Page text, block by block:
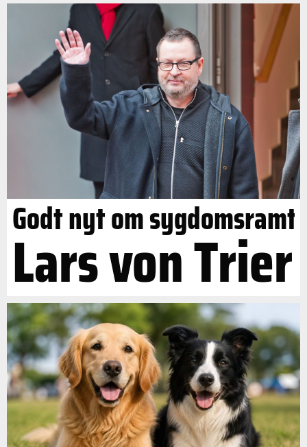
Godt nyt om sygdomsramt
Lars von Trier